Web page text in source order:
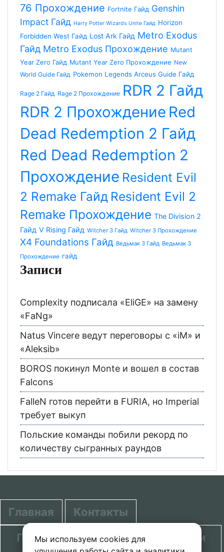
Мы используем cookies для
76 Прохождение Fortnite Гайд Genshin
Impact Гайд Harry Potter Wizards Unite Гайд Horizon
Forbidden West Гайд Lost Ark Гайд Metro Exodus
Гайд Metro Exodus Прохождение Mutant
Year Zero Гайд Mutant Year Zero Прохождение New
World Guide Гайд Pokemon Legends Arceus Guide Гайд
Rage 2 Гайд Rage 2 Прохождение RDR 2 Гайд
RDR 2 Прохождение Red
Dead Redemption 2 Гайд
Red Dead Redemption 2
Прохождение Resident Evil
2 Remake Гайд Resident Evil 2
Remake Прохождение The Division 2
Гайд V Rising Гайд Witcher 3 Гайд Witcher 3 Прохождение
X4 Foundations Гайд Ведьмак 3 Гайд Ведьмак 3
Прохождение гайд
Записи
Complexity подписала «EliGE» на замену
«FaNg»
Natus Vincere ведут переговоры с «iM» и
«Aleksib»
BOROS покинул Monte и вошел в состав
Falcons
FalleN готов перейти в FURIA, но Imperial
требует выкуп
Польские команды побили рекорд по
количеству сыгранных раундов
Главная
Контакты
Политика в отношении обработки